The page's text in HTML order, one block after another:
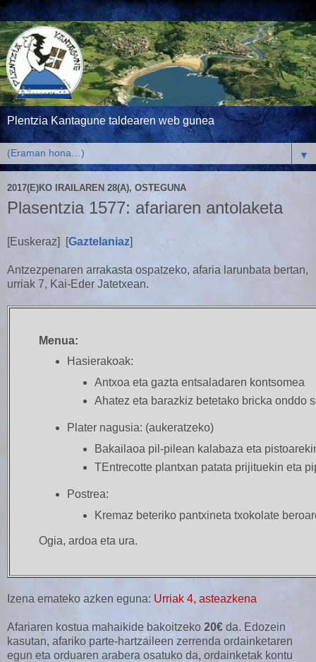
Plentzia Kantagune taldearen web gunea
▼
2017(E)KO IRAILAREN 28(A), OSTEGUNA
Plasentzia 1577: afariaren antolaketa
[Euskeraz] [Gaztelaniaz]
Antzezpenaren arrakasta ospatzeko, afaria larunbata bertan,
urriak 7, Kai-Eder Jatetxean.
Menua:
Hasierakoak:
Antxoa eta gazta entsaladaren kontsomea
Ahatez eta barazkiz betetako bricka onddo
Plater nagusia: (aukeratzeko)
Bakailaoa pil-pilean kalabaza eta
TEntrecotte plantxan patata prijituekin eta
Postrea:
Kremaz beteriko pantxineta txokolate
Ogia, ardoa eta ura.
Izena emateko azken eguna: Urriak 4, asteazkena
Afariaren kostua mahaikide bakoitzeko 20€ da. Edozein
kasutan, afariko parte-hartzaileen zerrenda ordainketaren
egun eta orduaren arabera osatuko da, ordainketak kontu